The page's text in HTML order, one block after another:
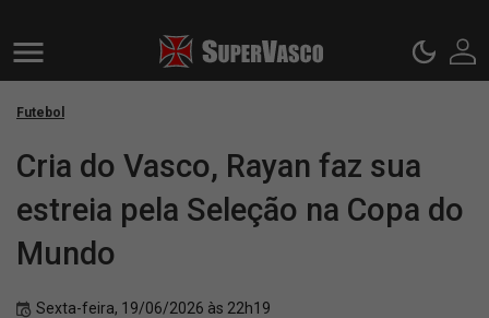
Futebol
Cria do Vasco, Rayan faz sua
estreia pela Seleção na Copa do
Mundo
Sexta-feira, 19/06/2026 às 22h19